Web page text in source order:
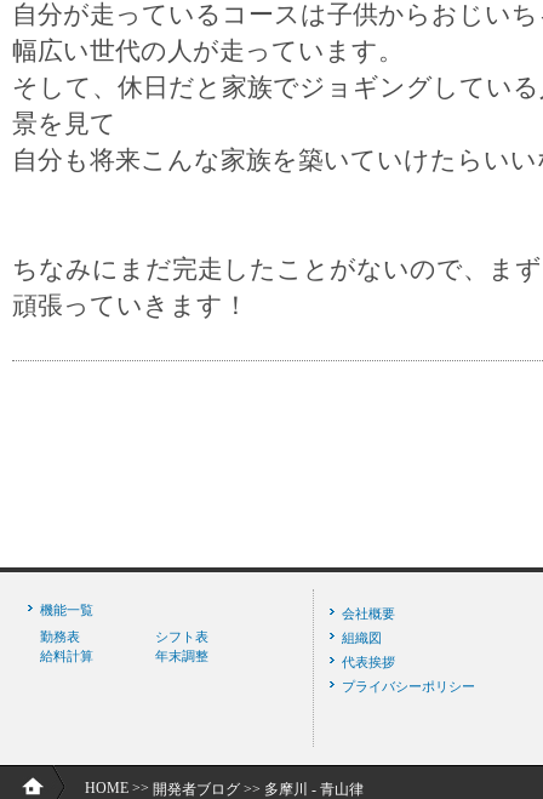
自分が走っているコースは子供からおじい
幅広い世代の人が走っています。
そして、休日だと家族でジョギングしてい
景を見て
自分も将来こんな家族を築いていけたらい
ちなみにまだ完走したことがないので、ま
頑張っていきます！
HOME >> 開発者ブログ >> 多摩川 - 青山律
機能一覧
勤務表
シフト表
給料計算
年末調整
会社概要
組織図
代表挨拶
プライバシーポリシー